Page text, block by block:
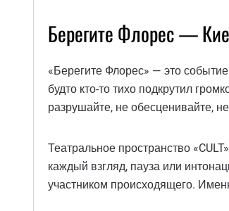
Берегите Флорес —
«Берегите Флорес» — это
будто кто-то тихо подкрутил
разрушайте, не обесценивайте,
Театральное пространство
каждый взгляд, пауза или
участником происходящего.